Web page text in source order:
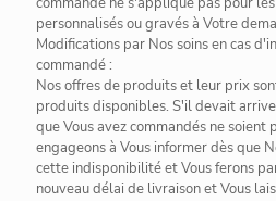
personnalisés ou gravés à Votre
Modifications par Nos soins en cas
commandé :
Nos offres de produits et leur prix
produits disponibles. S'il devait
que Vous avez commandés ne soient
engageons à Vous informer dès que
cette indisponibilité et Vous ferons
nouveau délai de livraison et Vous